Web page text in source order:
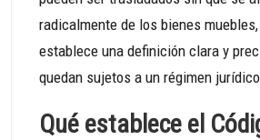
radicalmente de los bienes
establece una definición clara y
quedan sujetos a un régimen
Qué establece el